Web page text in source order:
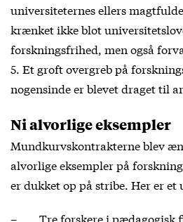
universiteternes ellers magtfulde
krænket ikke blot
forskningsfrihed, men også
5. Et groft overgreb på
nogensinde er blevet draget til
Ni alvorlige eksempler
Mundkurvskontrakterne blev
alvorlige eksempler på
er dukket op på stribe. Her er et
– Tre forskere i pædagogisk